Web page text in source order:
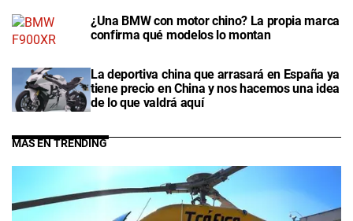
¿Una BMW con motor chino? La propia marca
confirma qué modelos lo montan
La deportiva china que arrasará en España ya
tiene precio en China y nos hacemos una idea
de lo que valdrá aquí
MÁS EN TRENDING